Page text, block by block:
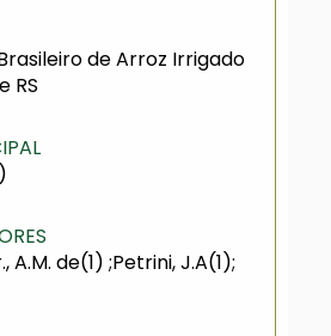
de Arroz Irrigado
RS
A.M. de(1) ;Petrini, J.A(1);